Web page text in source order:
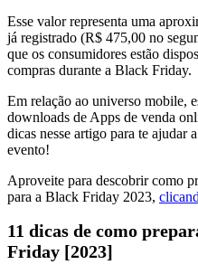
Esse valor representa uma
já registrado (R$ 475,00 no
que os consumidores estão
compras durante a Black Friday.
Em relação ao universo mobile,
downloads de Apps de venda
dicas nesse artigo para te ajudar
evento!
Aproveite para descobrir como
para a Black Friday 2023,
11 dicas de como
Friday [2023]